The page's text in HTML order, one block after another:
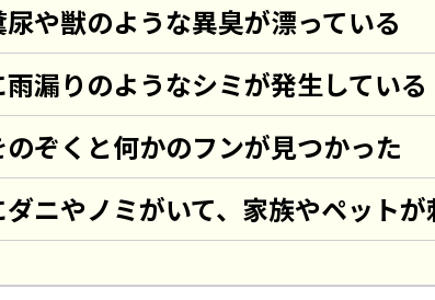
や獣のような異臭が漂っている
漏りのようなシミが発生している
ぞくと何かのフンが見つかった
ニやノミがいて、家族やペットが